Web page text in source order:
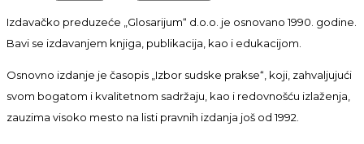
Izdavačko preduzeće „Glosarijum“ d.o.o. je osnovano 1990. godine.
Bavi se izdavanjem knjiga, publikacija, kao i edukacijom.
Osnovno izdanje je časopis „Izbor sudske prakse“, koji, zahvaljujući
svom bogatom i kvalitetnom sadržaju, kao i redovnošću izlaženja,
zauzima visoko mesto na listi pravnih izdanja još od 1992.